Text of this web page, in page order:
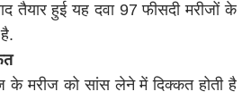
तैयार हुई यह दवा 97 फीसदी मरीजों के
के मरीज को सांस लेने में दिक्कत होती है